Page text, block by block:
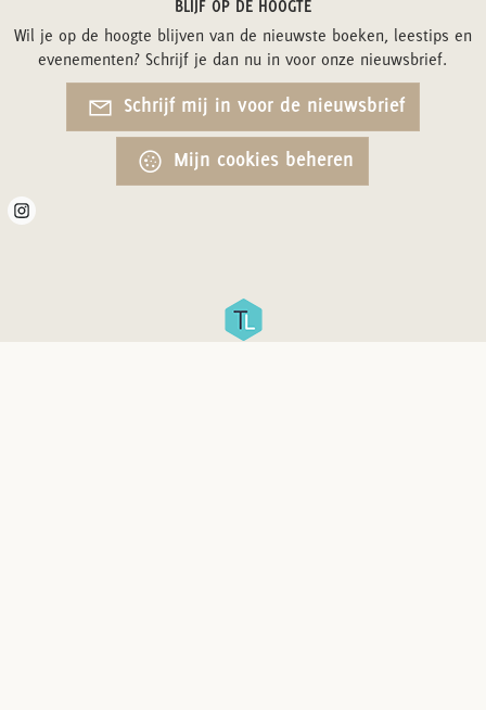
BLIJF OP DE HOOGTE
Wil je op de hoogte blijven van de nieuwste boeken, leestips en
evenementen? Schrijf je dan nu in voor onze nieuwsbrief.
Schrijf mij in voor de nieuwsbrief
Mijn cookies beheren